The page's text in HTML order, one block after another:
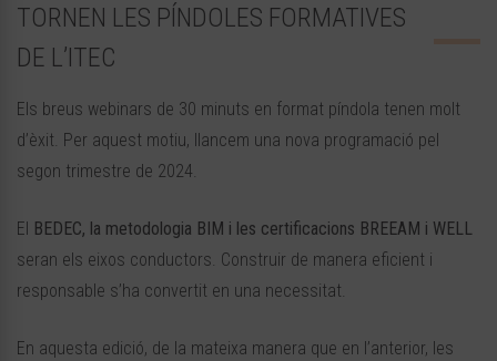
TORNEN LES PÍNDOLES FORMATIVES
DE L’ITEC
Els breus webinars de 30 minuts en format píndola tenen molt
d’èxit. Per aquest motiu, llancem una nova programació pel
segon trimestre de 2024.
El BEDEC, la metodologia BIM i les certificacions BREEAM i WELL
seran els eixos conductors. Construir de manera eficient i
responsable s’ha convertit en una necessitat.
En aquesta edició, de la mateixa manera que en l’anterior, les